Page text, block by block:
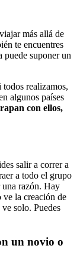
más allá de
te encuentres
puede suponer un
realizamos,
algunos países
con ellos,
salir a correr a
a todo el grupo
razón. Hay
ve la creación de
solo. Puedes
un novio o